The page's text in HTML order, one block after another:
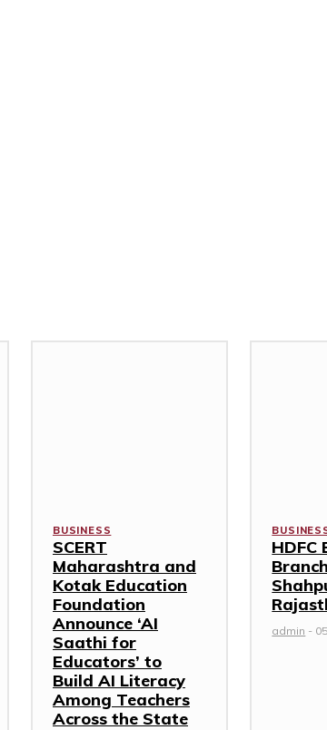
BUSINESS
SCERT
Maharashtra and
Kotak Education
Foundation
Announce ‘AI
Saathi for
Educators’ to
Build AI Literacy
Among Teachers
Across the State
HDFC
admin -